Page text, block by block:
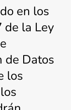
en los
de la Ley
de Datos
los